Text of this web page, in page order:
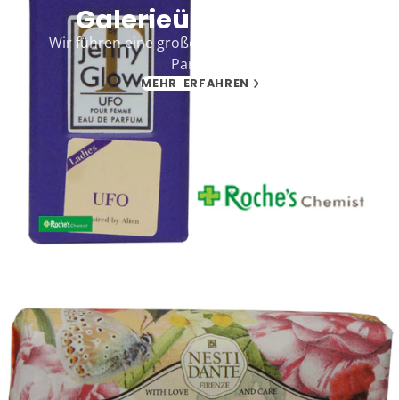
Galerieüberschrift
Wir führen eine große Auswahl an No-Name-
Parfums
MEHR ERFAHREN